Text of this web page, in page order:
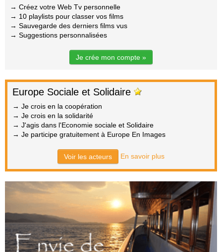
→ Créez votre Web Tv personnelle
→ 10 playlists pour classer vos films
→ Sauvegarde des derniers films vus
→ Suggestions personnalisées
Je crée mon compte »
Europe Sociale et Solidaire
→ Je crois en la coopération
→ Je crois en la solidarité
→ J'agis dans l'Economie sociale et Solidaire
→ Je participe gratuitement à Europe En Images
Voir les acteurs En savoir plus